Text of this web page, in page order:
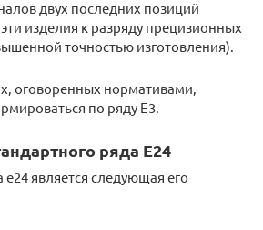
двух последних позиций
изделия к разряду прецизионных
точностью изготовления).
оговоренных нормативами,
по ряду Е3.
ряда Е24
является следующая его